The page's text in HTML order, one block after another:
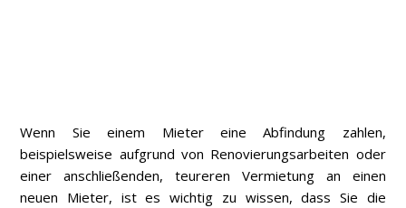
Wenn Sie einem Mieter eine Abfindung zahlen,
beispielsweise aufgrund von Renovierungsarbeiten oder
einer anschließenden, teureren Vermietung an einen
neuen Mieter, ist es wichtig zu wissen, dass Sie die